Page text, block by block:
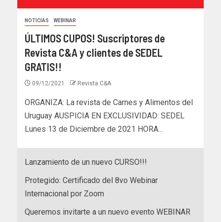
NOTICIAS WEBINAR
ÚLTIMOS CUPOS! Suscriptores de
Revista C&A y clientes de SEDEL
GRATIS!!
09/12/2021 Revista C&A
ORGANIZA: La revista de Carnes y Alimentos del
Uruguay AUSPICIA EN EXCLUSIVIDAD: SEDEL
Lunes 13 de Diciembre de 2021 HORA...
Lanzamiento de un nuevo CURSO!!!
Protegido: Certificado del 8vo Webinar
Internacional por Zoom
Queremos invitarte a un nuevo evento WEBINAR